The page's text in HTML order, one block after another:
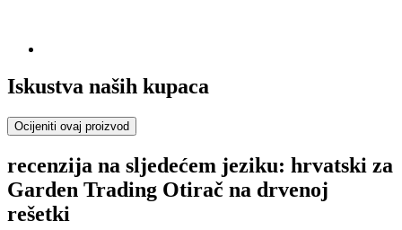
Iskustva naših kupaca
Ocijeniti ovaj proizvod
recenzija na sljedećem jeziku: hrvatski za
Garden Trading Otirač na drvenoj
rešetki